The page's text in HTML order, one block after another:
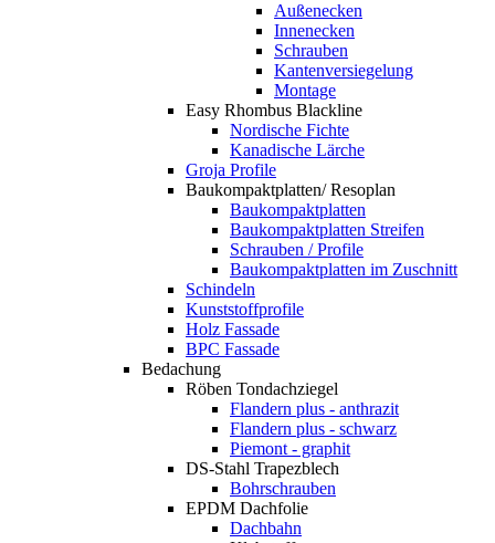
Außenecken
Innenecken
Schrauben
Kantenversiegelung
Montage
Easy Rhombus Blackline
Nordische Fichte
Kanadische Lärche
Groja Profile
Baukompaktplatten/ Resoplan
Baukompaktplatten
Baukompaktplatten Streifen
Schrauben / Profile
Baukompaktplatten im Zuschnitt
Schindeln
Kunststoffprofile
Holz Fassade
BPC Fassade
Bedachung
Röben Tondachziegel
Flandern plus - anthrazit
Flandern plus - schwarz
Piemont - graphit
DS-Stahl Trapezblech
Bohrschrauben
EPDM Dachfolie
Dachbahn